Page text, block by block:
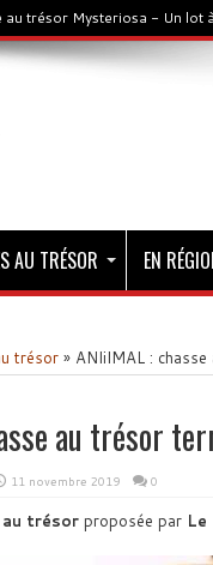
au trésor Mysteriosa - Un lot
AU TRÉSOR EN
trésor » ANIiIMAL :
au trésor
11 novembre 2019 0
au trésorproposée par Le